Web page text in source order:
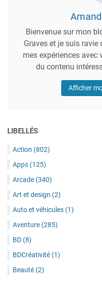
Bienvenue sur mon
Graves et je suis ravie
mes expériences avec
du contenu
Afficher
LIBELLÉS
Action (802)
Apps (125)
Arcade (340)
Art et design (2)
Auto et véhicules (1)
Aventure (285)
BD (8)
BDCréativité (1)
Beauté (2)